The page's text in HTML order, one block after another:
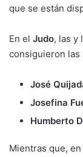
que se están
En el Judo, las y
consiguieron las
José
Josefina
Humberto
Mientras que, en